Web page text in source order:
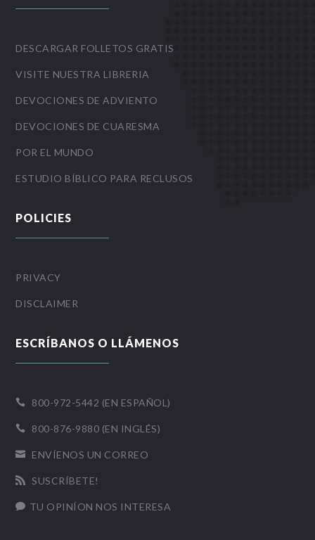
DESCARGAR FOLLETOS GRATIS
VISITE NUESTRA LIBRERIA
DEVOCIONES DE ADVIENTO
DEVOCIONES DE CUARESMA
POR EL MUNDO
ESTUDIO BÍBLICO PARA RECLUSOS
POLICIES
PRIVACY
DISCLAIMER
ESCRÍBANOS O LLÁMENOS
 800-972-5442 (EN ESPAÑOL)
 800-876-9880 (EN INGLÉS)
 ENVÍENOS UN CORREO
 SUSCRÍBETE!
 TU OPINÍON NOS INTERESA